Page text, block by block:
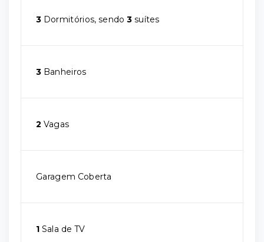
3 Dormitórios, sendo3 suítes
3 Banheiros
2 Vagas
Garagem Coberta
1 Sala de TV